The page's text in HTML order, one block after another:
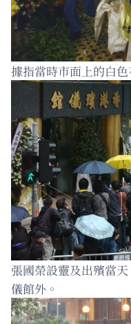
據指當時市面上的白
張國榮設靈及出殯當
儀館外。